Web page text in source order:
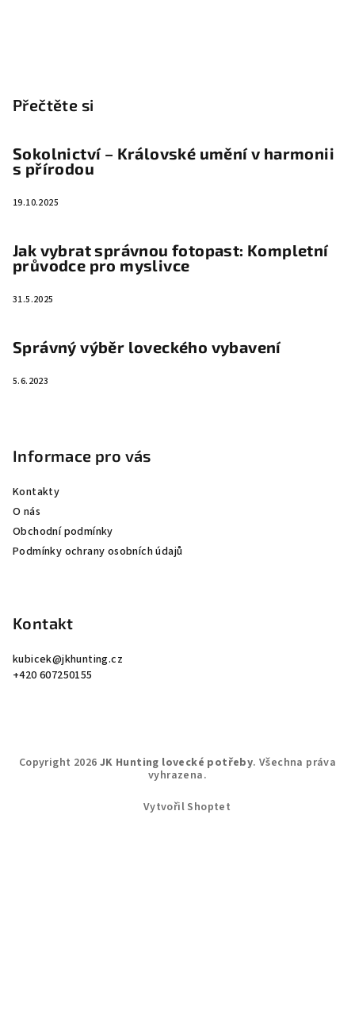
Přečtěte si
Sokolnictví – Královské umění v harmonii
s přírodou
19.10.2025
Jak vybrat správnou fotopast: Kompletní
průvodce pro myslivce
31.5.2025
Správný výběr loveckého vybavení
5.6.2023
Informace pro vás
Kontakty
O nás
Obchodní podmínky
Podmínky ochrany osobních údajů
Kontakt
kubicek@jkhunting.cz
+420 607250155
Copyright 2026 JK Hunting lovecké potřeby. Všechna práva
vyhrazena.
Vytvořil Shoptet